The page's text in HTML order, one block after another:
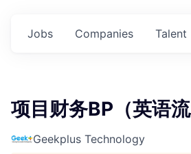
Jobs Companies Talent
项目财务BP（英语流
Geekplus Technology